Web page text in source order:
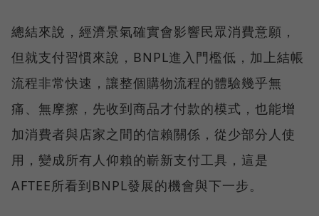
總結來說，經濟景氣確實會影響民眾消費意願，
但就支付習慣來說，BNPL進入門檻低，加上結帳
流程非常快速，讓整個購物流程的體驗幾乎無
痛、無摩擦，先收到商品才付款的模式，也能增
加消費者與店家之間的信賴關係，從少部分人使
用，變成所有人仰賴的嶄新支付工具，這是
AFTEE所看到BNPL發展的機會與下一步。